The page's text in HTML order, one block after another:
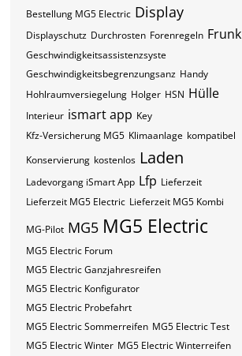
Bestellung MG5 Electric Display
Displayschutz Durchrosten Forenregeln Frunk
Geschwindigkeitsassistenzsyste
Geschwindigkeitsbegrenzungsanz Handy
Hohlraumversiegelung Holger HSN Hülle
Interieur ismart app Key
Kfz-Versicherung MG5 Klimaanlage kompatibel
Konservierung kostenlos Laden
Ladevorgang iSmart App Lfp Lieferzeit
Lieferzeit MG5 Electric Lieferzeit MG5 Kombi
MG-Pilot MG5 MG5 Electric
MG5 Electric Forum
MG5 Electric Ganzjahresreifen
MG5 Electric Konfigurator
MG5 Electric Probefahrt
MG5 Electric Sommerreifen MG5 Electric Test
MG5 Electric Winter MG5 Electric Winterreifen